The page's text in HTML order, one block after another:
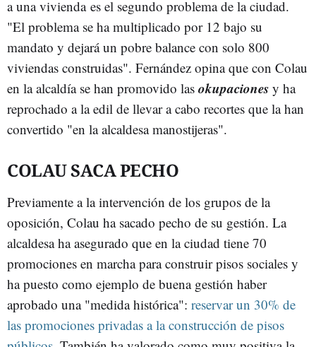
a una vivienda es el segundo problema de la ciudad.
"El problema se ha multiplicado por 12 bajo su
mandato y dejará un pobre balance con solo 800
viviendas construidas". Fernández opina que con Colau
en la alcaldía se han promovido las okupaciones y ha
reprochado a la edil de llevar a cabo recortes que la han
convertido "en la alcaldesamanostijeras".
COLAUSACA PECHO
Previamente a la intervención de los grupos de la
oposición, Colau ha sacado pecho de su gestión. La
alcaldesa ha asegurado que en la ciudad tiene 70
promociones en marcha para construir pisos sociales y
ha puesto como ejemplo de buena gestión haber
aprobado una "medida histórica": reservar un 30% de
las promociones privadas a la construcción de pisos